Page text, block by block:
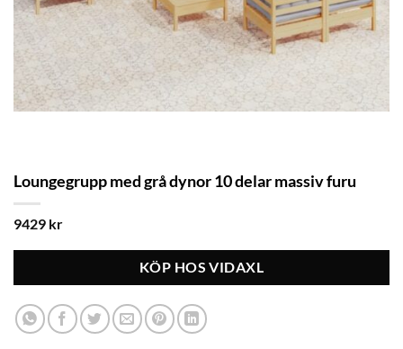
Loungegrupp med grå dynor 10 delar massiv furu
9429 kr
KÖP HOS VIDAXL